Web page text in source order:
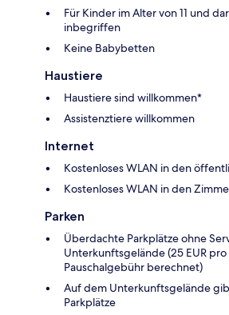
Für Kinder im Alter von 11 und
inbegriffen
Keine Babybetten
Haustiere
Haustiere sind willkommen*
Assistenztiere willkommen
Internet
Kostenloses WLAN in den
Kostenloses WLAN in den
Parken
Überdachte Parkplätze ohne
Unterkunftsgelände (25 EUR pro
Pauschalgebühr berechnet)
Auf dem Unterkunftsgelände
Parkplätze